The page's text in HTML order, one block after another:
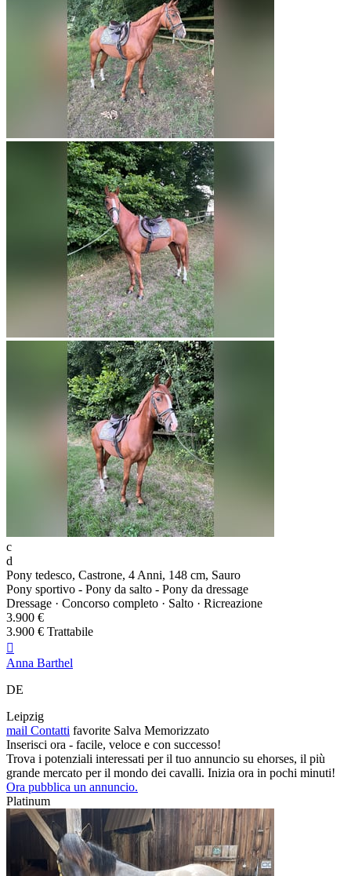
c
d
Pony tedesco, Castrone, 4 Anni, 148 cm, Sauro
Pony sportivo - Pony da salto - Pony da dressage
Dressage · Concorso completo · Salto · Ricreazione
3.900 €
3.900 € Trattabile

Anna Barthel
DE
Leipzig
mail Contatti favorite Salva Memorizzato
Inserisci ora - facile, veloce e con successo!
Trova i potenziali interessati per il tuo annuncio su ehorses, il più
grande mercato per il mondo dei cavalli. Inizia ora in pochi minuti!
Ora pubblica un annuncio.
Platinum